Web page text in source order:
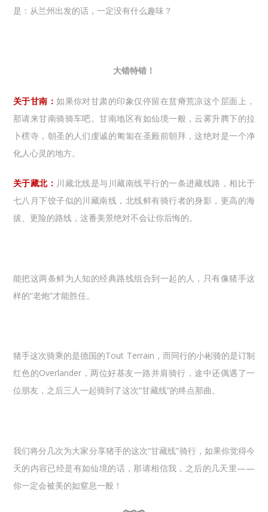
是：从兰州出发的话，一定没有什么趣味？
大错特错！
关于甘南：如果你对甘肃的印象仅停留在贫瘠荒凉这个层面上，
那请来甘南骑骑车吧。甘南地区有如仙境一般，云雾升腾下的拉
卜楞寺，朝圣的人们虔诚的匍匐在圣殿前朝拜，这绝对是一个净
化人心灵的地方。
关于藏北： 川藏北线是与川藏南线平行的一条进藏线路，相比于
七八月下饺子似的川藏南线，北线鲜有骑行者的身影，更高的海
拔、更险的路线，这番美景绝对不会让你后悔的。
能把这两条鲜为人知的经典路线组合到一起的人，只有像猪手这
样的“老炮”才能胜任。
猪手这次骑乘的是德国的Tout Terrain，而同行的小彬骑的是订制
红色的Overlander，两位好基友一路并肩骑行，途中还偶遇了一
位朋友，之后三人一起骑到了这次“甘藏线”的终点那曲。
我们将分几次为大家分享猪手的这次“甘藏线”骑行，如果你觉得今
天的内容已经是有如仙境的话，那请相信我，之后的几天里——
你一定会被美的如窒息一般！